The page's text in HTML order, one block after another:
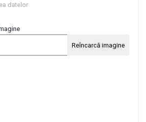
datelor
Reîncarcă imagine